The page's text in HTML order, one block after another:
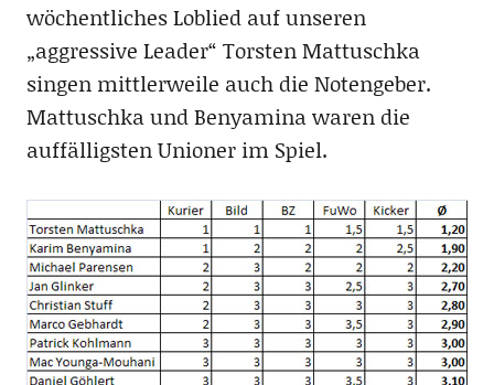
wöchentliches Loblied auf unseren
„aggressive Leader“ Torsten Mattuschka
singen mittlerweile auch die Notengeber.
Mattuschka und Benyamina waren die
auffälligsten Unioner im Spiel.